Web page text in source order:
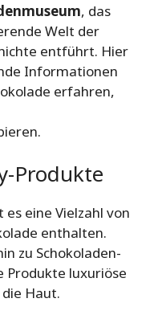
, das
Welt der
entführt. Hier
Informationen
erfahren,
Produkte
eine Vielzahl von
enthalten.
zu Schokoladen-
Produkte luxuriöse
Haut.